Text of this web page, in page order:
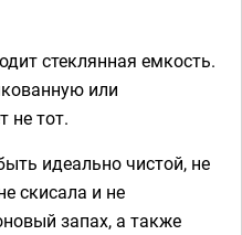
стеклянная емкость.
или
не тот.
идеально чистой, не
скисала и не
запах, а также